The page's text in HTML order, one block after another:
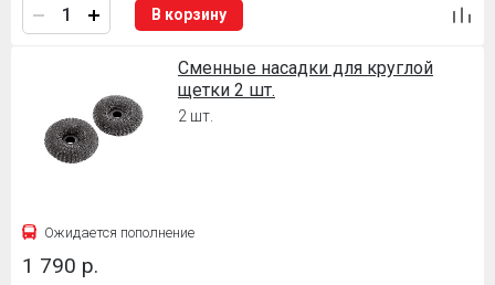
В корзину
Сменные насадки для круглой
щетки 2 шт.
2 шт.
Ожидается пополнение
1 790 р.